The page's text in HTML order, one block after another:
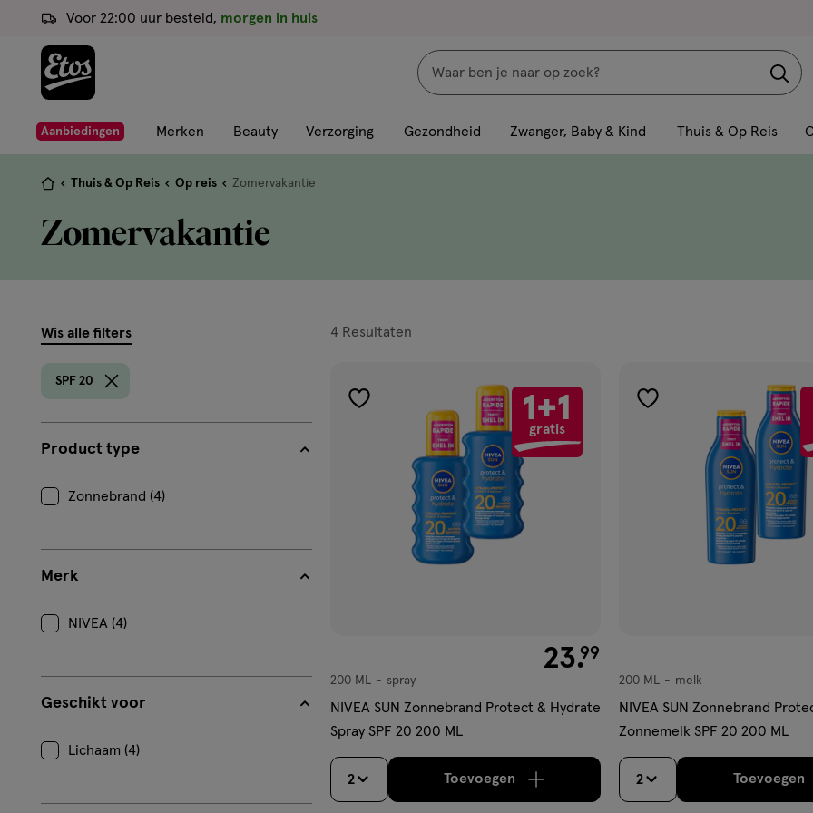
ga
de
hoofd
ga
naar
de
ga
naar
Voor 22:00 uur besteld, morgen in huis
Zoeken
met
dit
Aanbiedingen Merken Beauty Verzorging Gezondheid Zwanger, Baby & Kind Thuis & Op Reis
Je
hier:
Thuis & Op Reis Op reis Zomervakantie
Zomervakantie
filters
Wis alle filters
SPF 20
Product type
Zonnebrand (4)
Merk
NIVEA (4)
Geschikt voor
Lichaam (4)
4Resultaten
producten
1+1
gratis
toevoegen
verlanglijst
€ 23.99
23.99
spray
200 ML spray
NIVEA SUN Zonnebrand Protect & Hydrate
Spray SPF 20 200 ML
2 Toevoegenverhoog aantal met één, Bijna uitverkocht!Er
toevoegen
verlanglijst
melk
200 ML melk
NIVEA SUN Zonnebrand
Zonnemelk SPF 20 200 ML
2 Toevoegen